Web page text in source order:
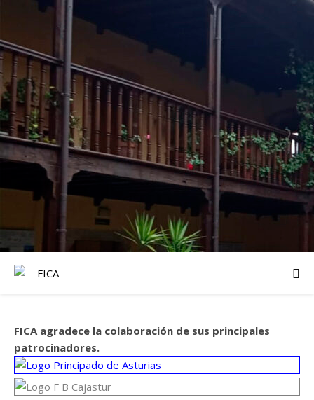
FICA agradece la colaboración de sus principales
patrocinadores.